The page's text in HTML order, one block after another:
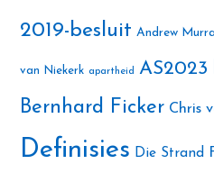
2019-besluit Andrew
van Niekerk apartheid AS2023
Bernhard Ficker Chris
Definisies Die Strand